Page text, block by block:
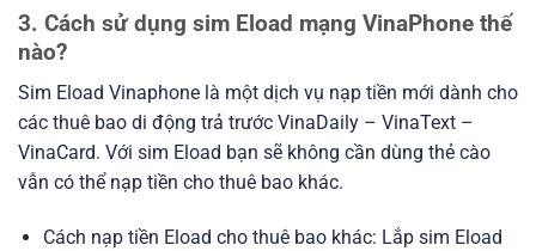
3. Cách sử dụng sim Eload mạng VinaPhone thế
nào?
Sim Eload Vinaphone là một dịch vụ nạp tiền mới dành cho
các thuê bao di động trả trước VinaDaily – VinaText –
VinaCard. Với sim Eload bạn sẽ không cần dùng thẻ cào
vẫn có thể nạp tiền cho thuê bao khác.
Cách nạp tiền Eload cho thuê bao khác: Lắp sim Eload